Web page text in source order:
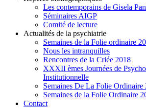
Les contemporains de Gisela
Séminaires AIGP
Comité de lecture
Actualités de la psychiatrie
Semaines de la Folie ordinaire
Nous les intranquilles
Rencontres de la Criée 2018
XXXII èmes Journées de
Institutionnelle
Semaines De La Folie Ordinaire
Semaines de la Folie Ordinaire
Contact